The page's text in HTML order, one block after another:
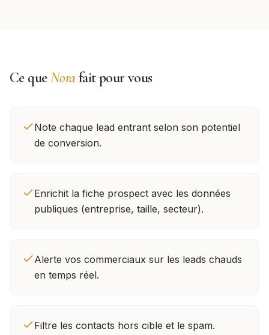
Ce queNora fait pour vous
Note chaque lead entrant selon son potentiel
de conversion.
Enrichit la fiche prospect avec les données
publiques (entreprise, taille, secteur).
Alerte vos commerciaux sur les leads chauds
en temps réel.
Filtre les contacts hors cible et le spam.